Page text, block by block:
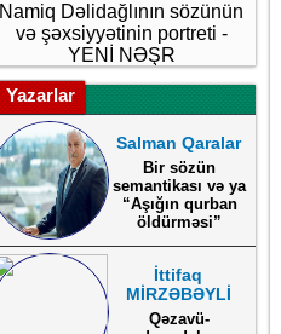
Namiq Dəlidağlının sözünün
və şəxsiyyətinin portreti -
YENİ NƏŞR
Yazarlar
Salman Qaralar
Bir sözün
semantikası və ya
“Aşığın qurban
öldürməsi”
İttifaq
MİRZƏBƏYLİ
Qəzavü-